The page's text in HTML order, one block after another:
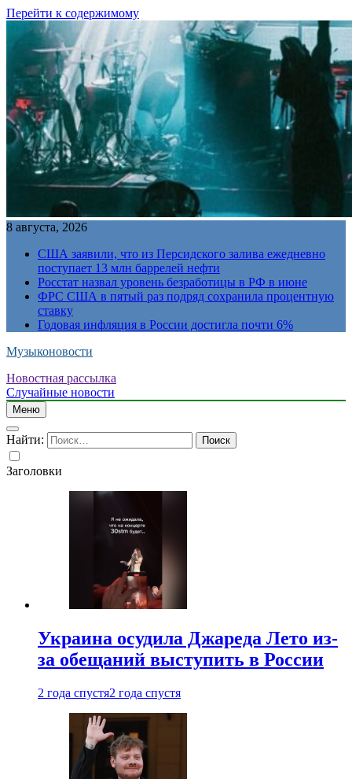
Перейти к содержимому
8 августа, 2026
США заявили, что из Персидского залива ежедневно
поступает 13 млн баррелей нефти
Росстат назвал уровень безработицы в РФ в июне
ФРС США в пятый раз подряд сохранила процентную
ставку
Годовая инфляция в России достигла почти 6%
Музыконовости
Новостная рассылка
Случайные новости
Меню
Найти:
Заголовки
Украина осудила Джареда Лето из-
за обещаний выступить в России
2 года спустя2 года спустя